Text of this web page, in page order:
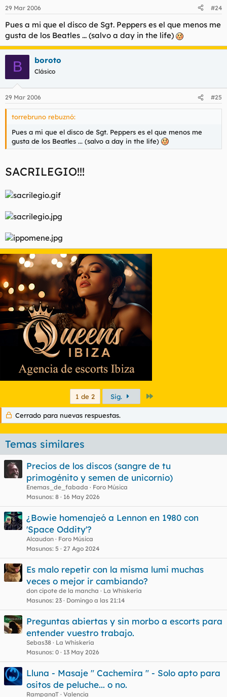
29 Mar 2006 #24
Pues a mi que el disco de Sgt. Peppers es el que menos me
gusta de los Beatles ... (salvo a day in the life)
B boroto
Clásico
29 Mar 2006 #25
torrebruno rebuznó:
Pues a mi que el disco de Sgt. Peppers es el que menos me
gusta de los Beatles ... (salvo a day in the life)
SACRILEGIO!!!
1 de 2 Sig.
Cerrado para nuevas respuestas.
Temas similares
Precios de los discos (sangre de tu
primogénito y semen de unicornio)
Enemas_de_fabada
Foro Música
Masunos 8 16 May 2026
¿Bowie homenajeó a Lennon en 1980 con
'Space Oddity'?
Alcaudon
Foro Música
Masunos 5 27 Ago 2024
Es malo repetir con la misma lumi muchas
veces o mejor ir cambiando?
don cipote de la mancha
La Whiskería
Masunos 23 Domingo a las 21:14
Preguntas abiertas y sin morbo a escorts para
entender vuestro trabajo.
Sebas38
La Whiskería
Masunos 0 13 May 2026
Lluna - Masaje " Cachemira " - Solo apto para
ositos de peluche... o no.
RampanaT Valencia